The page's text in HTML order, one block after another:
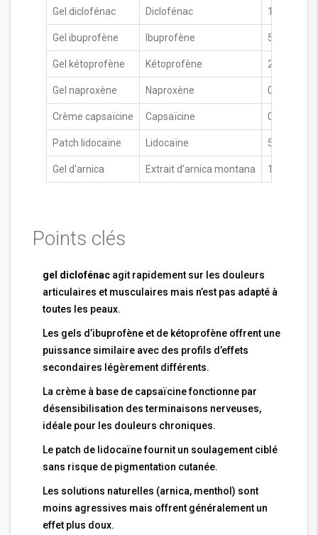
Gel diclofénac Diclofénac 1 % à 3 %
Gel ibuprofène Ibuprofène 5 %‑10 %
Gel kétoprofène Kétoprofène 2,5 %‑5 %
Gel naproxène Naproxène 0,5 %‑1 %
Crème capsaïcine Capsaïcine 0,025
Patch lidocaïne Lidocaïne 5 %
Gel d'arnica Extrait d’arnica montana 10 %‑30 %
Points clés
gel diclofénac agit rapidement sur les douleurs
articulaires et musculaires mais n’est pas adapté à
toutes les peaux.
Les gels d’ibuprofène et de kétoprofène offrent une
puissance similaire avec des profils d’effets
secondaires légèrement différents.
La crème à base de capsaïcine fonctionne par
désensibilisation des terminaisons nerveuses,
idéale pour les douleurs chroniques.
Le patch de lidocaïne fournit un soulagement ciblé
sans risque de pigmentation cutanée.
Les solutions naturelles (arnica, menthol) sont
moins agressives mais offrent généralement un
effet plus doux.